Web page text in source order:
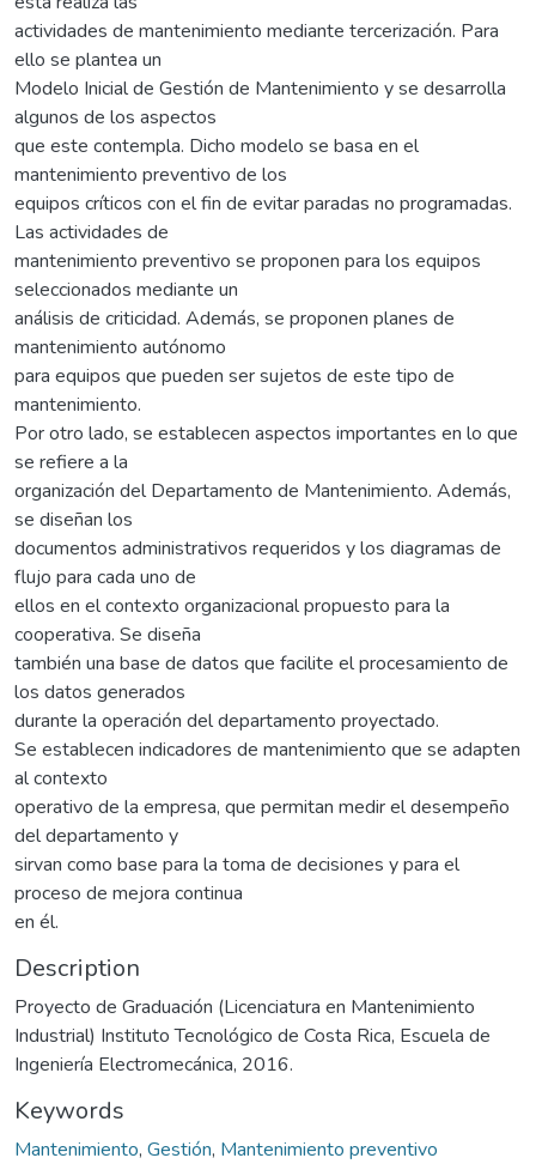
actividades de mantenimiento mediante tercerización. Para
ello se plantea un
Modelo Inicial de Gestión de Mantenimiento y se desarrolla
algunos de los aspectos
que este contempla. Dicho modelo se basa en el
mantenimiento preventivo de los
equipos críticos con el fin de evitar paradas no programadas.
Las actividades de
mantenimiento preventivo se proponen para los equipos
seleccionados mediante un
análisis de criticidad. Además, se proponen planes de
mantenimiento autónomo
para equipos que pueden ser sujetos de este tipo de
mantenimiento.
Por otro lado, se establecen aspectos importantes en lo que
se refiere a la
organización del Departamento de Mantenimiento. Además,
se diseñan los
documentos administrativos requeridos y los diagramas de
flujo para cada uno de
ellos en el contexto organizacional propuesto para la
cooperativa. Se diseña
también una base de datos que facilite el procesamiento de
los datos generados
durante la operación del departamento proyectado.
Se establecen indicadores de mantenimiento que se adapten
al contexto
operativo de la empresa, que permitan medir el desempeño
del departamento y
sirvan como base para la toma de decisiones y para el
proceso de mejora continua
en él.
Description
Proyecto de Graduación (Licenciatura en Mantenimiento
Industrial) Instituto Tecnológico de Costa Rica, Escuela de
Ingeniería Electromecánica, 2016.
Keywords
Mantenimiento, Gestión, Mantenimiento preventivo